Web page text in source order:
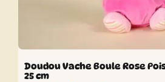
Doudou Vache Boule Rose Pois
25 cm